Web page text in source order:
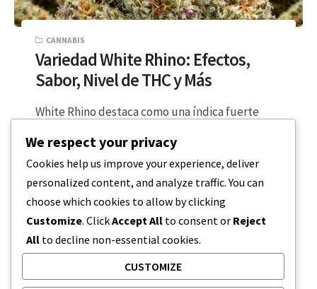
CANNABIS
Variedad White Rhino: Efectos,
Sabor, Nivel de THC y Más
White Rhino destaca como una índica fuerte
sensación corporal profunda y un aspecto…
LECTURA DE 8 MINUTOS 15 DE MARZO DE 2026
We respect your privacy
Cookies help us improve your experience, deliver
personalized content, and analyze traffic. You can
choose which cookies to allow by clicking
Customize. ClickAccept All to consent or Reject
All to decline non-essential cookies.
CUSTOMIZE